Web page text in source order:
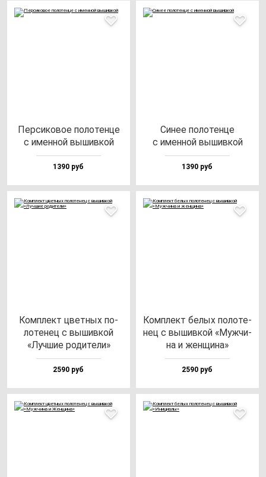
Пер­си­ко­вое по­ло­тен­це
с имен­ной вы­шив­кой
1390 руб
Синее по­ло­тен­це
с имен­ной вы­шив­кой
1390 руб
Ком­плект цвет­ных по­
ло­те­нец с вы­шив­кой
«Луч­шие ро­ди­те­ли»
2590 руб
Ком­плект бе­лых по­ло­те­
нец с вы­шив­кой «Муж­чи­
на и жен­щи­на»
2590 руб